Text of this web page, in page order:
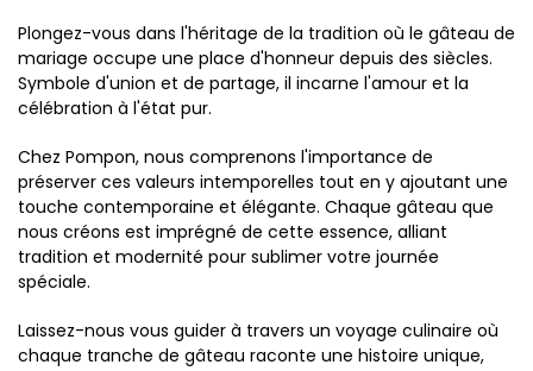
Plongez-vous dans l'héritage de la tradition où le gâteau de
mariage occupe une place d'honneur depuis des siècles.
Symbole d'union et de partage, il incarne l'amour et la
célébration à l'état pur.
Chez Pompon, nous comprenons l'importance de
préserver ces valeurs intemporelles tout en y ajoutant une
touche contemporaine et élégante. Chaque gâteau que
nous créons est imprégné de cette essence, alliant
tradition et modernité pour sublimer votre journée
spéciale.
Laissez-nous vous guider à travers un voyage culinaire où
chaque tranche de gâteau raconte une histoire unique,